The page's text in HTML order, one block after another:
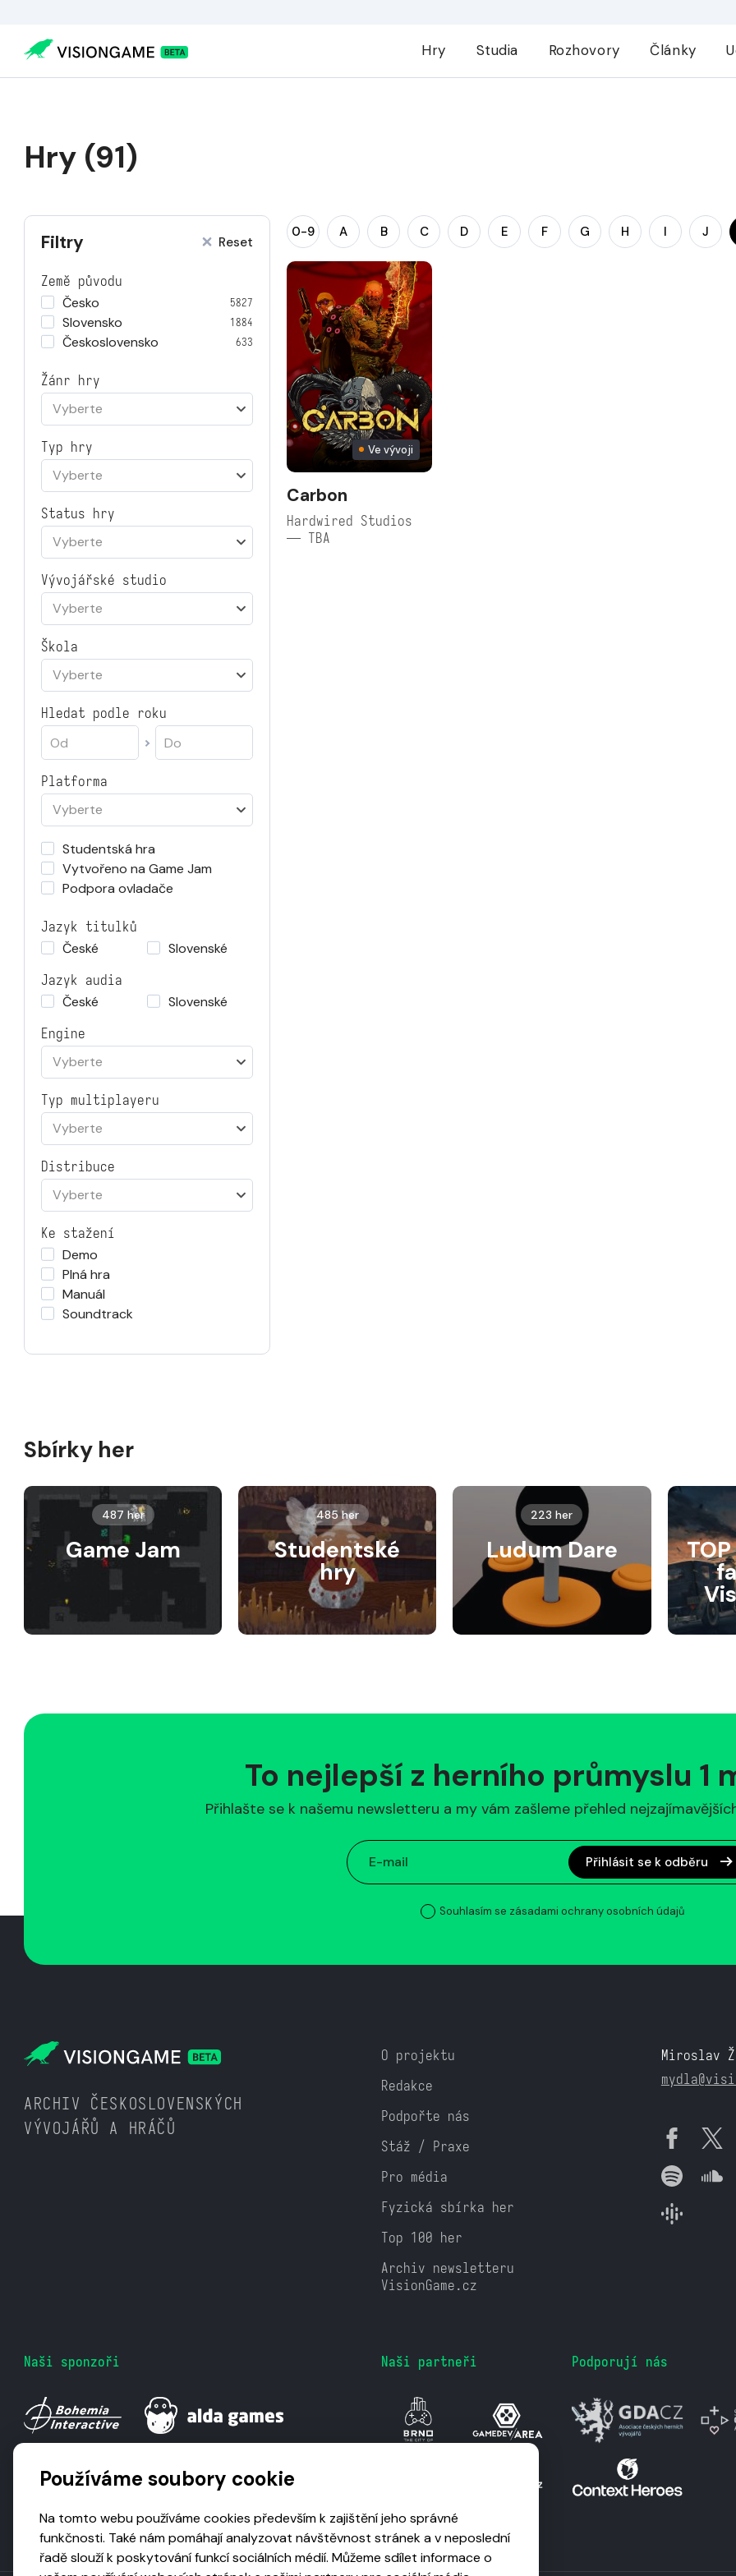
Hry Studia Rozhovory Články
Hry (91)
Filtry Reset
Země původu
Česko
5827
Slovensko 1884
Československo 633
Žánr hry
Vyberte
Typ hry
Vyberte
Status hry
Vyberte
Vývojářské studio
Vyberte
Škola
Vyberte
Hledat podle roku
Platforma
Vyberte
Studentská hra
Vytvořeno na Game Jam
Podpora ovladače
Jazyk titulků
České
Slovenské
Jazyk audia
České
Slovenské
Engine
Vyberte
Typ multiplayeru
Vyberte
Distribuce
Vyberte
Ke stažení
Demo
Plná hra
Manuál
Soundtrack
0-9 A B C D E F G H I J
Ve vývoji
Carbon
Hardwired Studios
— TBA
Sbírky her
487 her
Game Jam
485 her
Studentské
hry
223 her
Ludum Dare
To nejlepší z herního průmyslu 1
Přihlašte se k našemu newsletteru a my vám zašleme přehled
Přihlásit se k odběru
Souhlasím se zásadami ochrany osobních údajů
ARCHIV ČESKOSLOVENSKÝCH
VÝVOJÁŘŮ A HRÁČŮ
O projektu
Redakce
Podpořte nás
Stáž / Praxe
Pro média
Fyzická sbírka her
Top 100 her
Archiv newsletteru
VisionGame.cz
Miroslav
Naši sponzoři Naši partneři Podporují nás
Používáme soubory cookie
Na tomto webu používáme cookies především k zajištění jeho správné
funkčnosti. Také nám pomáhají analyzovat návštěvnost stránek a v neposlední
řadě slouží k poskytování funkcí sociálních médií. Můžeme sdílet informace o